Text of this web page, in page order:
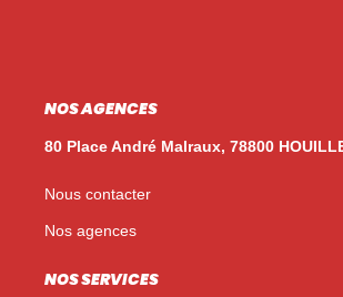
NOS AGENCES
80 Place André Malraux, 78800
Nous contacter
Nos agences
NOS SERVICES